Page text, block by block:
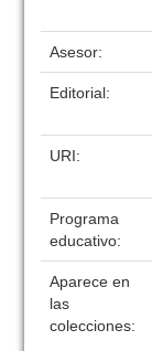
Asesor:
Editorial:
URI:
Programa
educativo:
Aparece en
las
colecciones: